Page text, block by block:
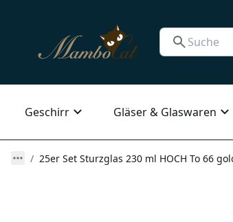
Geschirr Gläser & Glaswaren
25er Set Sturzglas 230 ml HOCH To 66